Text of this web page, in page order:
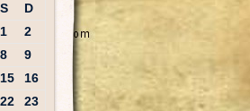
S
D
1
2
8
9
15
16
22
23